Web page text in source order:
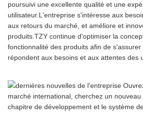
poursuivi une excellente qualité et une
utilisateur.L'entreprise s'intéresse aux
aux retours du marché, et améliore et
produits.TZY continue d'optimiser la
fonctionnalité des produits afin de
répondent aux besoins et aux attentes des